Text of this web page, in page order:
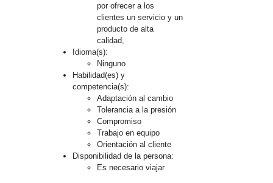
por ofrecer a los
clientes un servicio y un
producto de alta
calidad,
Idioma(s):
Ninguno
Habilidad(es) y
competencia(s):
Adaptación al cambio
Tolerancia a la presión
Compromiso
Trabajo en equipo
Orientación al cliente
Disponibilidad de la persona:
Es necesario viajar